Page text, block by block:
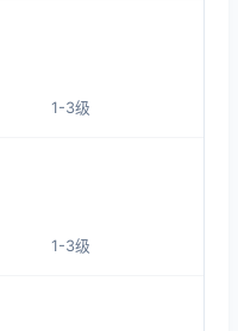
1-3
1-3级
1-3级